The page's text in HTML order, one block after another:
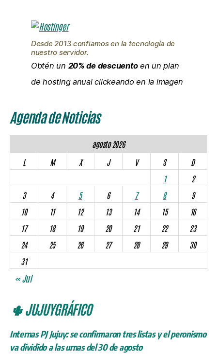
Desde 2013 confiamos en la tecnología de
nuestro servidor.
Obtén un 20% de descuentoen un plan
de hosting anual clickeando en la imagen
Agenda de Noticias
agosto 2026
L
M X J V S
D
1
2
3
4 5 6 7 8
9
10
11 12 13 14 15
16
17
18 19 20 21 22
23
24
25 26 27 28 29
30
31
« Jul
🌵 JUJUYGRÁFICO
Internas PJ Jujuy: se confirmaron tres listas y el peronismo
va dividido a las urnas del 30 de agosto